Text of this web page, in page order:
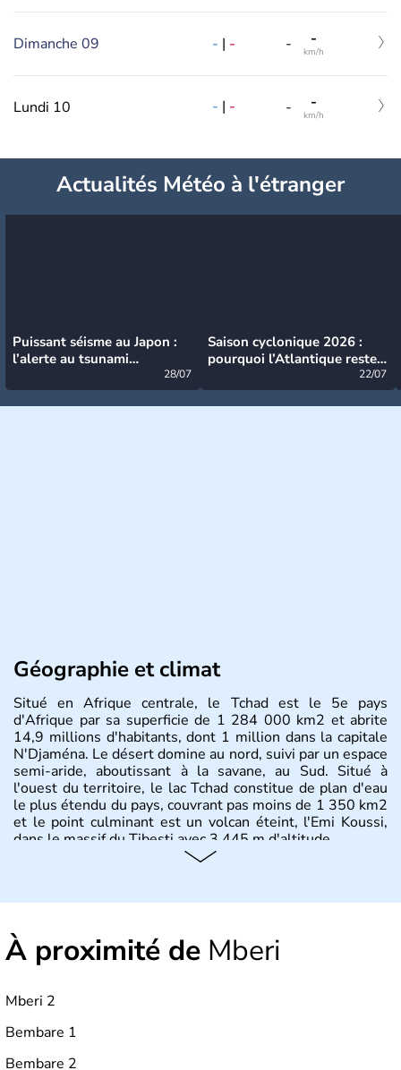
Dimanche 09 - | - - -
km/h
Lundi 10 - | - - -
km/h
Actualités Météo à l'étranger
Puissant séisme au Japon :
l’alerte au tsunami
28/07
Saison cyclonique 2026 :
pourquoi l’Atlantique reste
22/07
Géographie et climat
Situé en Afrique centrale, le Tchad est le 5e pays
d'Afrique par sa superficie de 1 284 000 km2 et abrite
14,9 millions d'habitants, dont 1 million dans la capitale
N'Djaména. Le désert domine au nord, suivi par un espace
semi-aride, aboutissant à la savane, au Sud. Situé à
l'ouest du territoire, le lac Tchad constitue de plan d'eau
le plus étendu du pays, couvrant pas moins de 1 350 km2
et le point culminant est un volcan éteint, l'Emi Koussi,
dans le massif du Tibesti avec 3 445 m d'altitude.
À proximité de Mberi
Mberi 2
Bembare 1
Bembare 2